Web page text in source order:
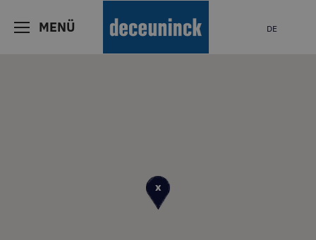
MENÜ DE